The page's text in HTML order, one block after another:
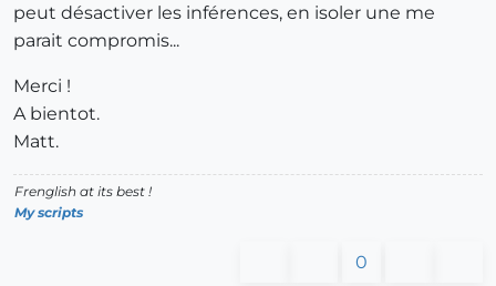
peut désactiver les inférences, en isoler une me
parait compromis...
Merci !
A bientot.
Matt.
Frenglish at its best !
My scripts
0